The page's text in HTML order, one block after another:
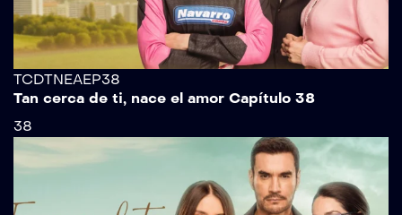
TCDTNEAEP38
Tan cerca de ti, nace el amor Capítulo 38
38